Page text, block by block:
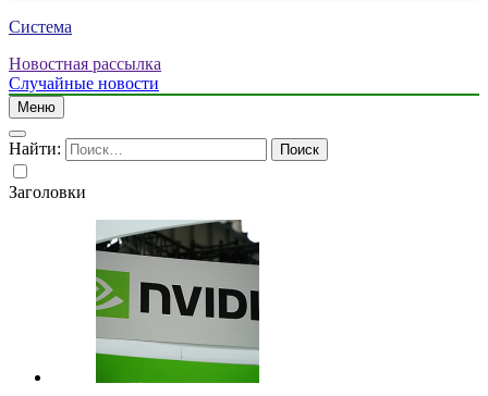
Система
Новостная рассылка
Случайные новости
Меню
Найти:
Заголовки